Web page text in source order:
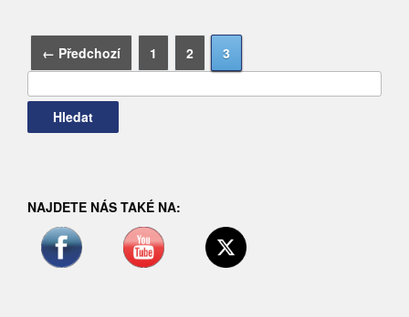
← Předchozí 1 2 3
Vyhledávání
NAJDETE NÁS TAKÉ NA: